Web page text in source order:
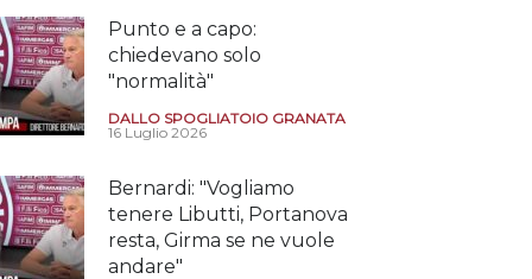
Punto e a capo:
chiedevano solo
"normalità"
DALLO SPOGLIATOIO GRANATA
16 Luglio 2026
Bernardi: "Vogliamo
tenere Libutti, Portanova
resta, Girma se ne vuole
andare"